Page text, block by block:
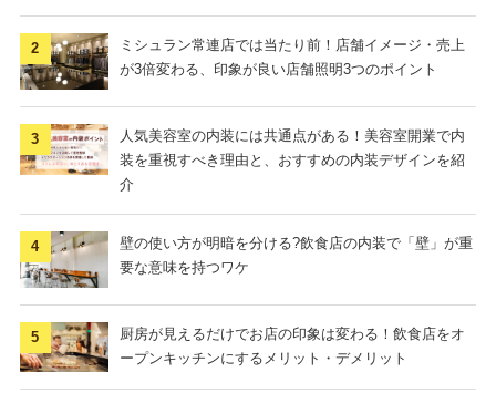
ミシュラン常連店では当たり前！店舗イメージ・売上
が3倍変わる、印象が良い店舗照明3つのポイント
人気美容室の内装には共通点がある！美容室開業で内
装を重視すべき理由と、おすすめの内装デザインを紹
介
壁の使い方が明暗を分ける?飲食店の内装で「壁」が重
要な意味を持つワケ
厨房が見えるだけでお店の印象は変わる！飲食店をオ
ープンキッチンにするメリット・デメリット